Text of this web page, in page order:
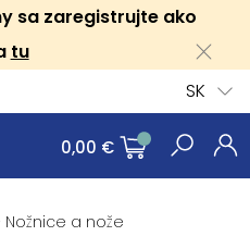
sa zaregistrujte ako
tu
SK
0,00 €
Nožnice a nože